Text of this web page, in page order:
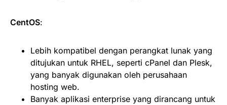
CentOS:
Lebih kompatibel dengan perangkat lunak yang
ditujukan untuk RHEL, seperti cPanel dan Plesk,
yang banyak digunakan oleh perusahaan
hosting web.
Banyak aplikasi enterprise yang dirancang untuk